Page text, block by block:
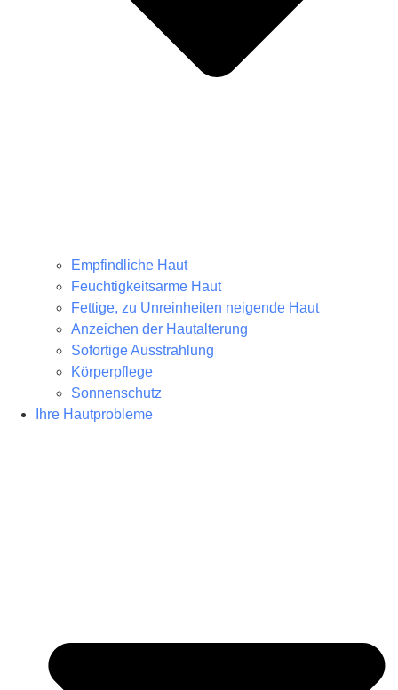
Empfindliche Haut
Feuchtigkeitsarme Haut
Fettige, zu Unreinheiten neigende Haut
Anzeichen der Hautalterung
Sofortige Ausstrahlung
Körperpflege
Sonnenschutz
Ihre Hautprobleme